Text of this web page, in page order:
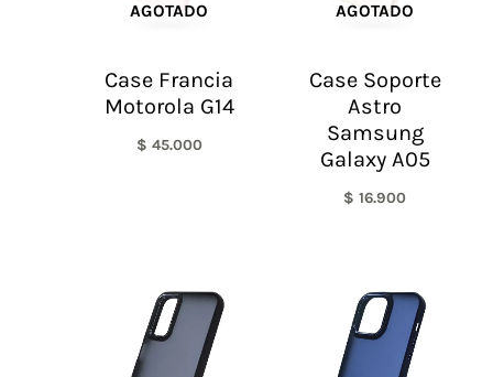
AGOTADO
Case Francia
Motorola G14
$ 45.000
AGOTADO
Case Soporte
Astro
Samsung
Galaxy A05
$ 16.900